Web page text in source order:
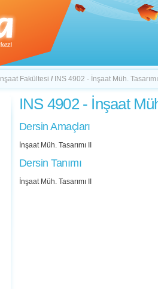
İnşaat Fakültesi / INS 4902 - İnşaat Müh.
INS 4902 - İnşaat
Dersin Amaçları
İnşaat Müh. Tasarımı II
Dersin Tanımı
İnşaat Müh. Tasarımı II